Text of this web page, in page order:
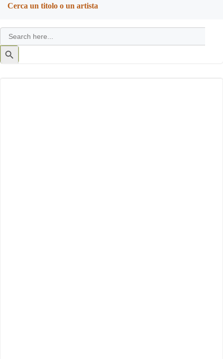
Cerca un titolo o un artista
Search
for:
Search
Button